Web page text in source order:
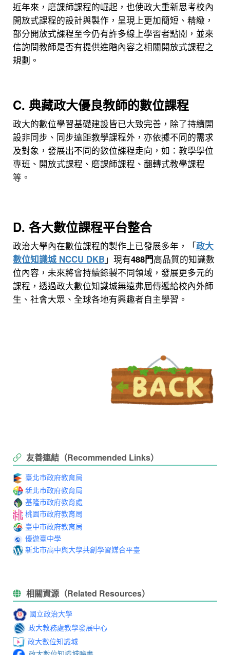
近年來，磨課師課程的崛起，也使政大重新思考校內
開放式課程的設計與製作，呈現上更加簡短、精緻，
部分開放式課程至今仍有許多線上學習者點閱，並來
信詢問教師是否有提供進階內容之相關開放式課程之
規劃。
C. 典藏政大優良教師的數位課程
政大的數位學習基礎建設皆已大致完善，除了持續開
設非同步、同步遠距教學課程外，亦依據不同的需求
及對象，發展出不同的數位課程走向，如：教學學位
專班、開放式課程、磨課師課程、翻轉式教學課程
等。
D. 各大數位課程平台整合
政治大學內在數位課程的製作上已發展多年，「政大
數位知識城 NCCU DKB 」 現有488門高品質的知識數
位內容，未來將會持續錄製不同領域，發展更多元的
課程，透過政大數位知識城無遠弗屆傳遞給校內外師
生、社會大眾、全球各地有興趣者自主學習。
友善連結（Recommended Links）
臺北市政府教育局
新北市政府教育局
基隆市政府教育處
桃園市政府教育局
臺中市政府教育局
優遊臺中學
新北市高中與大學共創學習媒合平臺
相關資源（Related Resources）
國立政治大學
政大教務處教學發展中心
政大數位知識城